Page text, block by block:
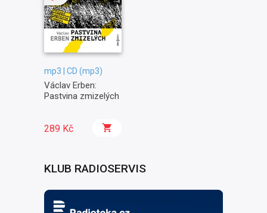
mp3 | CD (mp3)
Václav Erben:
Pastvina zmizelých
289 Kč
KLUB RADIOSERVIS